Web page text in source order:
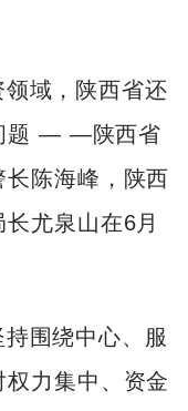
域，陕西省还
题 — —陕西省
陈海峰，陕西
尤泉山在6月
围绕中心、服
力集中、资金